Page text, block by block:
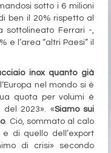
sotto i 6 milioni
ben il 20% rispetto al
sottolineato Ferrari -,
l’area “altri Paesi” il
inox quanto già
nel mondo si è
quota per volumi è
2023». «Siamo sui
. Ciò, sommato al calo
di quello dell’export
di crisi» secondo